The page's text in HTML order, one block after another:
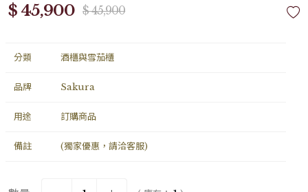
$ 45,900 $ 45,900
分類 酒櫃與雪茄櫃
品牌 Sakura
用途 訂購商品
備註 (獨家優惠，請洽客服)